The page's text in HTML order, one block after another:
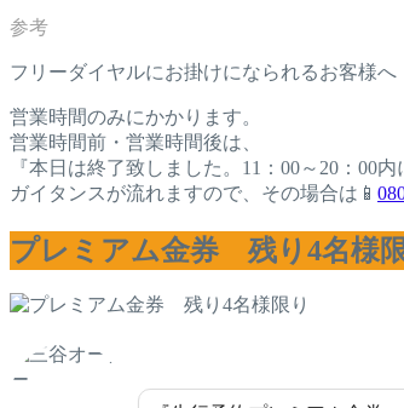
フリーダイヤルにお掛けになられるお客様へ
営業時間のみにかかります。
営業時間前・営業時間後は、
『本日は終了致しました。11：00～20：00
ガイタンスが流れますので、その場合は📱
プレミアム金券 残り4名様